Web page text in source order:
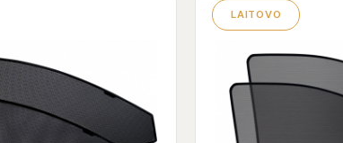
LAITOVO